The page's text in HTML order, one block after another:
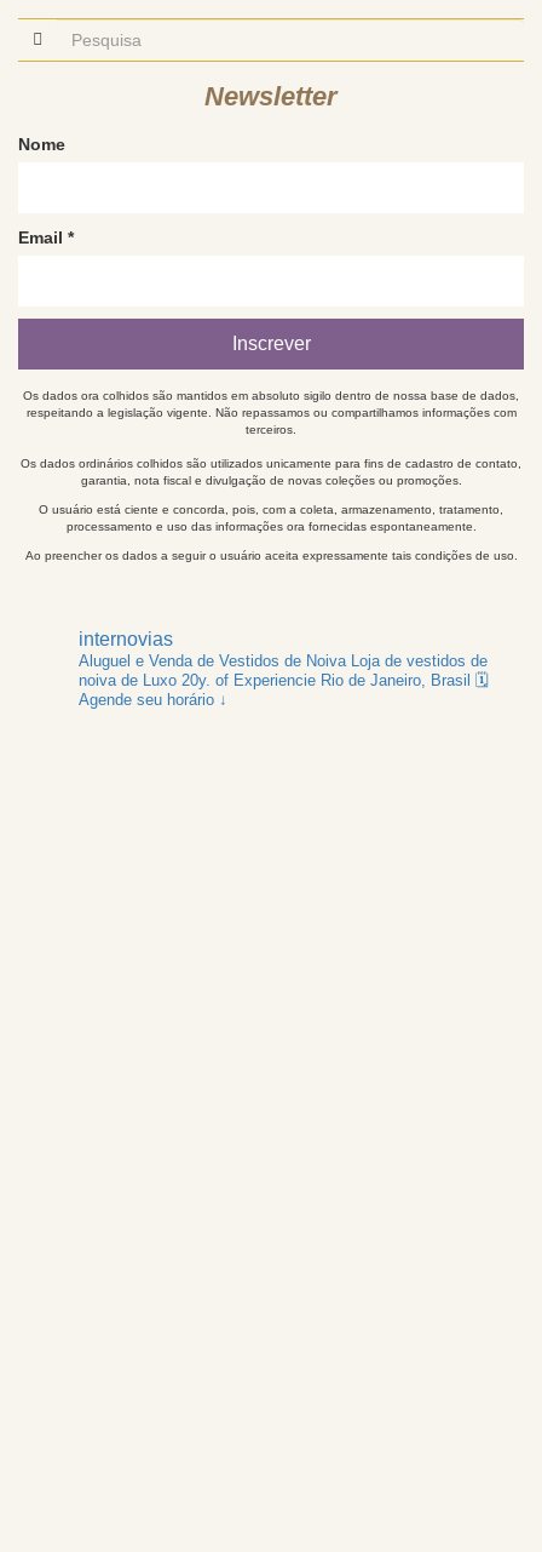
Newsletter
Nome
Email *
Os dados ora colhidos são mantidos em absoluto sigilo dentro de nossa base de dados,
respeitando a legislação vigente. Não repassamos ou compartilhamos informações com
terceiros.
Os dados ordinários colhidos são utilizados unicamente para fins de cadastro de contato,
garantia, nota fiscal e divulgação de novas coleções ou promoções.
O usuário está ciente e concorda, pois, com a coleta, armazenamento, tratamento,
processamento e uso das informações ora fornecidas espontaneamente.
Ao preencher os dados a seguir o usuário aceita expressamente tais condições de uso.
internovias
Aluguel e Venda de Vestidos de NoivaLoja de vestidos de
noiva de Luxo 20y. of Experiencie Rio de Janeiro, Brasil
🗓️
Agende seu horário ↓